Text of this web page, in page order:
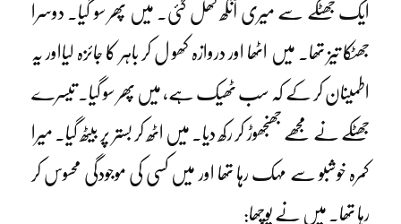
ایک جھٹکے سے میری آنکھ کھل گئی۔ میں پھر سو گیا۔ دوسرا
جھٹکا تیز تھا۔ میں اٹھا اور دروازہ کھو ل کر باہر کا جائزہ لیااور یہ
اطمینان کر کے کہ سب ٹھیک ہے، میں پھر سو گیا۔ تیسرے
جھٹکے نے مجھے جھنجھوڑ کر رکھ دیا۔ میں اٹھ کر بستر پر بیٹھ گیا۔ میرا
کمرہ خوشبو سے مہک رہا تھا اور میں کسی کی موجودگی محسوس کر
رہا تھا۔ میں نے پوچھا: